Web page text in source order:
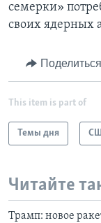
семерки»
своих ядерных
Поделиться
This item is part of
Темы дня
Читайте
Трамп: новое